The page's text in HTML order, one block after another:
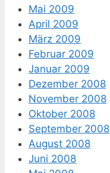
Mai 2009
April 2009
März 2009
Februar 2009
Januar 2009
Dezember 2008
November 2008
Oktober 2008
September 2008
August 2008
Juni 2008